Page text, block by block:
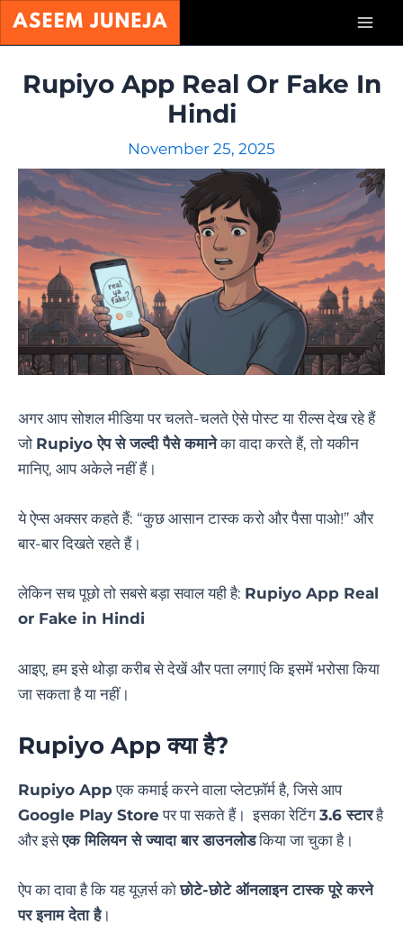
Skip
Rupiyo App Real Or Fake In
Hindi
November 25, 2025
अगर आप सोशल मीडिया पर चलते-चलते ऐसे पोस्ट या रील्स देख रहे हैं
जो Rupiyo ऐप से जल्दी पैसे कमानेका वादा करते हैं, तो यकीन
मानिए, आप अकेले नहीं हैं।
ये ऐप्स अक्सर कहते हैं: “कुछ आसान टास्क करो और पैसा पाओ!” और
बार-बार दिखते रहते हैं।
लेकिन सच पूछो तो सबसे बड़ा सवाल यही है: Rupiyo App Real
or Fake in Hindi
आइए, हम इसे थोड़ा करीब से देखें और पता लगाएं कि इसमें भरोसा किया
जा सकता है या नहीं।
Rupiyo App क्या है?
Rupiyo Appएक कमाई करने वाला प्लेटफ़ॉर्म है, जिसे आप
Google Play Storeपर पा सकते हैं। इसका रेटिंग 3.6 स्टारहै
और इसेएक मिलियन से ज्यादा बार डाउनलोडकिया जा चुका है।
ऐप का दावा है कि यह यूज़र्स कोछोटे-छोटे ऑनलाइन टास्क पूरे करने
पर इनाम देता है।